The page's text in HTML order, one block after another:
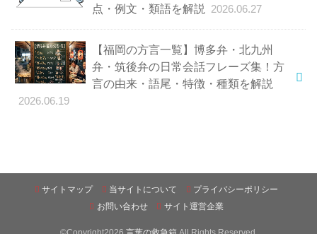
点・例文・類語を解説
2026.06.27
【福岡の方言一覧】博多弁・北九州
弁・筑後弁の日常会話フレーズ集！方
言の由来・語尾・特徴・種類を解説
2026.06.19
サイトマップ 当サイトについて
プライバシーポリシー
お問い合わせ
サイト運営企業